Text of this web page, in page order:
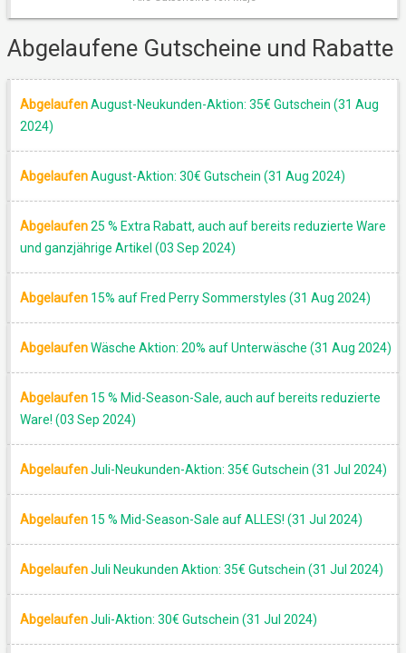
Abgelaufene Gutscheine und Rabatte
AbgelaufenAugust-Neukunden-Aktion: 35€ Gutschein (31 Aug
2024)
AbgelaufenAugust-Aktion: 30€ Gutschein (31 Aug 2024)
Abgelaufen25 % Extra Rabatt, auch auf bereits reduzierte Ware
und ganzjährige Artikel (03 Sep 2024)
Abgelaufen 15% auf Fred Perry Sommerstyles (31 Aug 2024)
AbgelaufenWäsche Aktion: 20% auf Unterwäsche (31 Aug 2024)
Abgelaufen 15 % Mid-Season-Sale, auch auf bereits reduzierte
Ware! (03 Sep 2024)
AbgelaufenJuli-Neukunden-Aktion: 35€ Gutschein (31 Jul 2024)
Abgelaufen 15 % Mid-Season-Sale auf ALLES! (31 Jul 2024)
AbgelaufenJuli Neukunden Aktion: 35€ Gutschein (31 Jul 2024)
AbgelaufenJuli-Aktion: 30€ Gutschein (31 Jul 2024)